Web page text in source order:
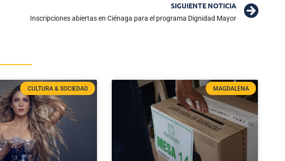
SIGUIENTE NOTICIA
Inscripciones abiertas en Ciénaga para el programa Dignidad Mayor
CULTURA & SOCIEDAD MAGDALENA